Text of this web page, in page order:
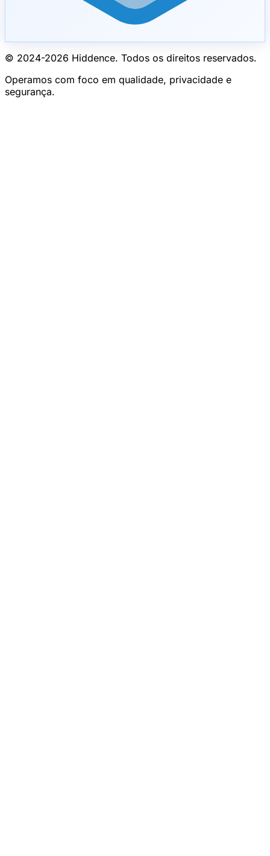
© 2024-2026 Hiddence. Todos os direitos reservados.
Operamos com foco em qualidade, privacidade e
segurança.